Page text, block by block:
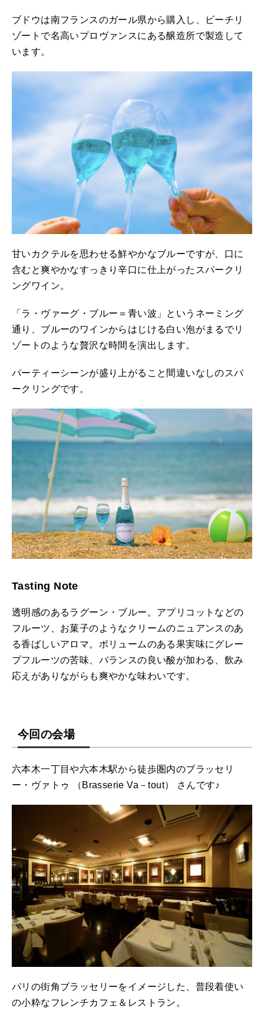
ブドウは南フランスのガール県から購入し、ビーチリ
ゾートで名高いプロヴァンスにある醸造所で製造して
います。
甘いカクテルを思わせる鮮やかなブルーですが、口に
含むと爽やかなすっきり辛口に仕上がったスパークリ
ングワイン。
「ラ・ヴァーグ・ブルー＝青い波」というネーミング
通り、ブルーのワインからはじける白い泡がまるでリ
ゾートのような贅沢な時間を演出します。
パーティーシーンが盛り上がること間違いなしのスパ
ークリングです。
Tasting Note
透明感のあるラグーン・ブルー。アプリコットなどの
フルーツ、お菓子のようなクリームのニュアンスのあ
る香ばしいアロマ。ボリュームのある果実味にグレー
プフルーツの苦味、バランスの良い酸が加わる、飲み
応えがありながらも爽やかな味わいです。
今回の会場
六本木一丁目や六本木駅から徒歩圏内のブラッセリ
ー・ヴァトゥ （Brasserie Va－tout） さんです♪
パリの街角ブラッセリーをイメージした、普段着使い
の小粋なフレンチカフェ＆レストラン。